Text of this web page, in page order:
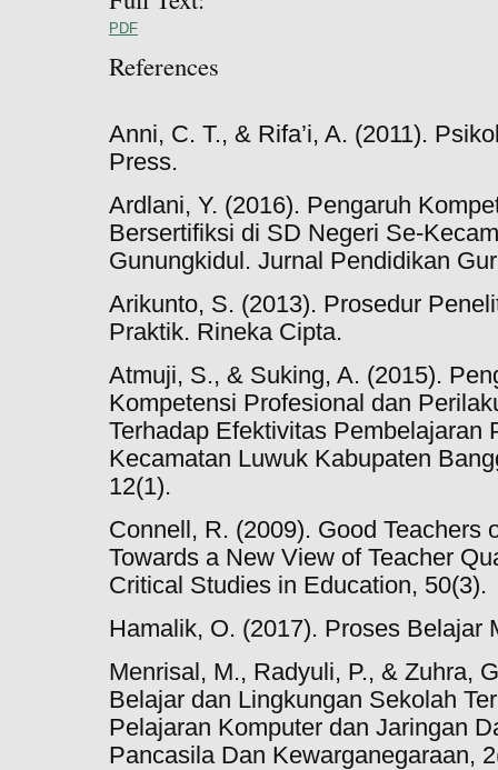
PDF
References
Anni, C. T., & Rifa’i, A. (2011).
Press.
Ardlani, Y. (2016). Pengaruh
Bersertifiksi di SD Negeri Se-
Gunungkidul. Jurnal Pendidikan
Arikunto, S. (2013). Prosedur
Praktik. Rineka Cipta.
Atmuji, S., & Suking, A. (2015).
Kompetensi Profesional dan
Terhadap Efektivitas Pembelajaran
Kecamatan Luwuk Kabupaten
12(1).
Connell, R. (2009). Good Teachers
Towards a New View of Teacher
Critical Studies in Education, 50(3).
Hamalik, O. (2017). Proses Belajar
Menrisal, M., Radyuli, P., & Zuhra,
Belajar dan Lingkungan Sekolah
Pelajaran Komputer dan Jaringan
Pancasila Dan Kewarganegaraan,